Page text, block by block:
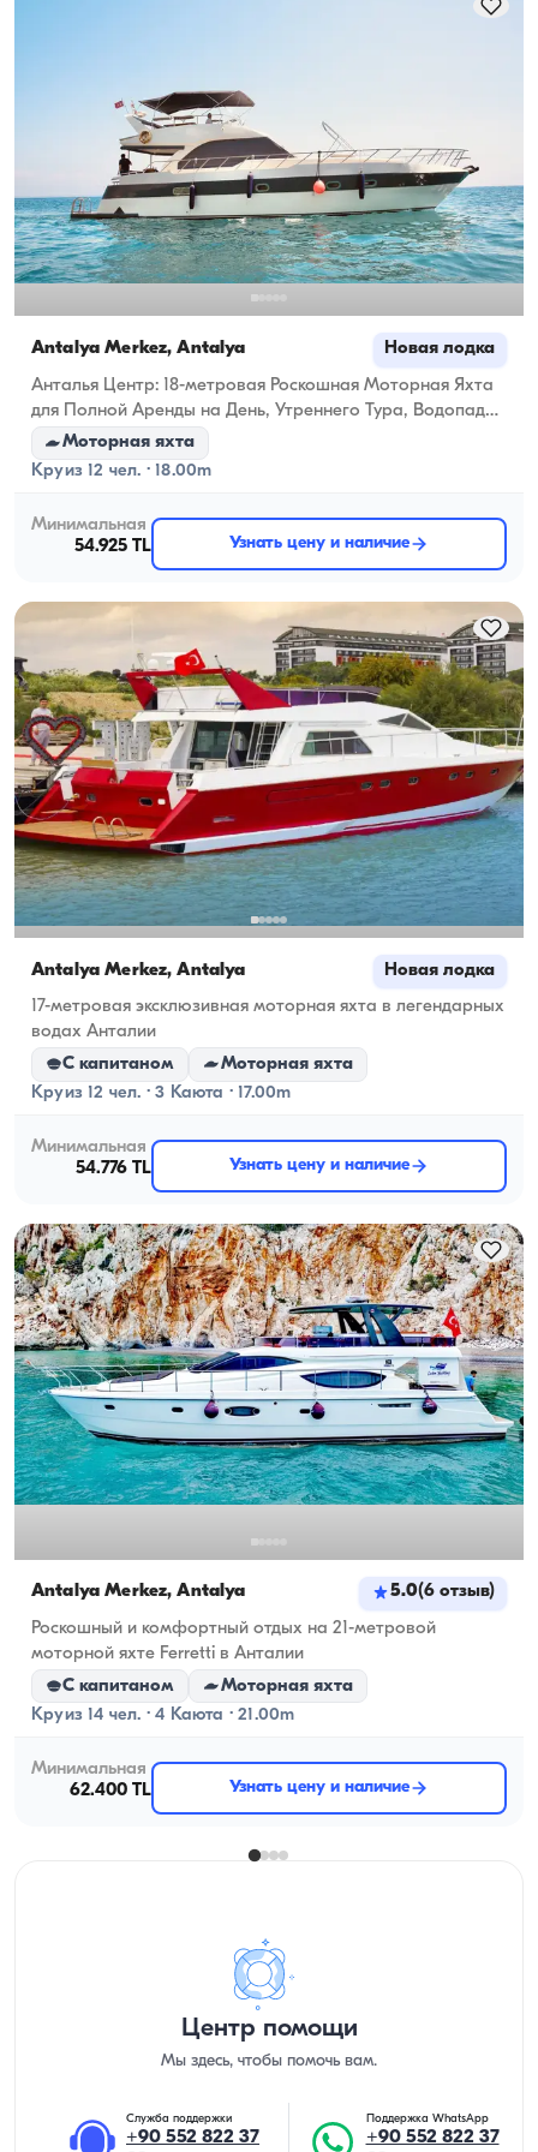
Antalya Merkez, Antalya Новая лодка
Анталья Центр: 18-метровая Роскошная Моторная Яхта
для Полной Аренды на День, Утреннего Тура, Водопада
Дюден, Заката и Особых Празднований (Годовщина,
День Рождения, Девичник, Предложение)
Моторная яхта
Круиз 12 чел. · 18.00m
Минимальная
54.925 TL
Узнать цену и наличие
Antalya Merkez, Antalya Новая лодка
17-метровая эксклюзивная моторная яхта в легендарных
водах Анталии
С капитаном
Моторная яхта
Круиз 12 чел. · 3 Каюта · 17.00m
Минимальная
54.776 TL
Узнать цену и наличие
Antalya Merkez, Antalya 5.0(6 отзыв)
Роскошный и комфортный отдых на 21-метровой
моторной яхте Ferretti в Анталии
С капитаном
Моторная яхта
Круиз 14 чел. · 4 Каюта · 21.00m
Минимальная
62.400 TL
Узнать цену и наличие
Центр помощи
Мы здесь, чтобы помочь вам.
Служба поддержки
+90 552 822 37
Поддержка WhatsApp
+90 552 822 37